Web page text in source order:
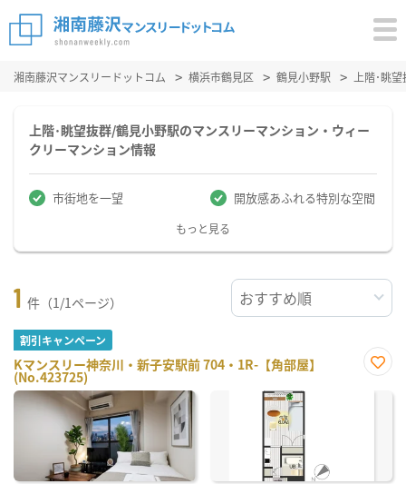
湘南藤沢マンスリードットコム 横浜市鶴見区 鶴見小野駅 上階･眺
上階･眺望抜群/鶴見小野駅のマンスリーマンション・ウィー
クリーマンション情報
市街地を一望 開放感あふれる特別な空間
もっと見る
1 件（1/1ページ）
割引キャンペーン
Kマンスリー神奈川・新子安駅前 704・1R-【角部屋】
(No.423725)
に入